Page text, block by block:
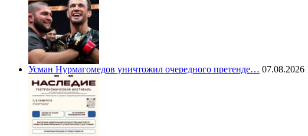
Усман Нурмагомедов уничтожил очередного претенде… 07.08.2026